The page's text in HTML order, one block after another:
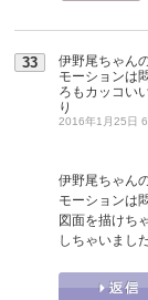
33
伊野尾ちゃん
モーションは
ろもカッコい
り
2016年1月25日
伊野尾ちゃん
モーションは
図面を描けち
しちゃいまし